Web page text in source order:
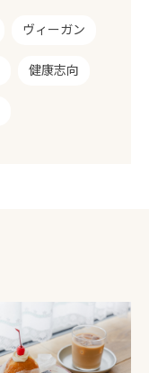
ヴィーガン
健康志向